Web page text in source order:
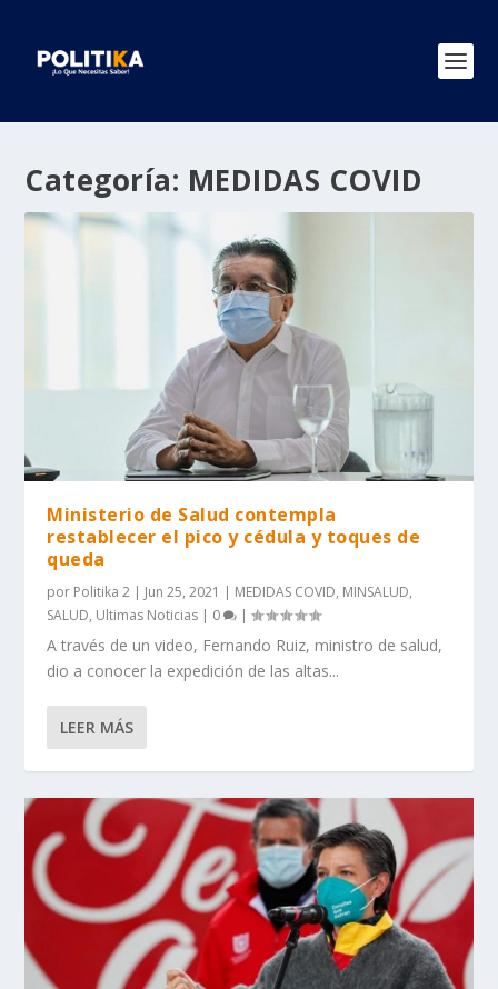
Categoría: MEDIDAS COVID
Ministerio de Salud contempla
restablecer el pico y cédula y toques de
queda
por Politika 2 | Jun 25, 2021 | MEDIDAS COVID, MINSALUD,
SALUD, Ultimas Noticias | 0 |
A través de un video, Fernando Ruiz, ministro de salud,
dio a conocer la expedición de las altas...
LEER MÁS